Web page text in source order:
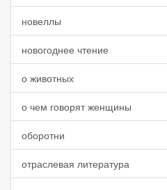
новеллы
новогоднее чтение
о животных
о чем говорят женщины
оборотни
отраслевая литература